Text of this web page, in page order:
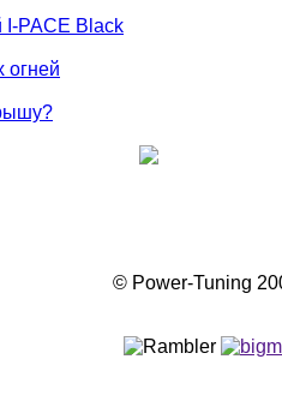
I-PACE Black
огней
© Power-Tuning